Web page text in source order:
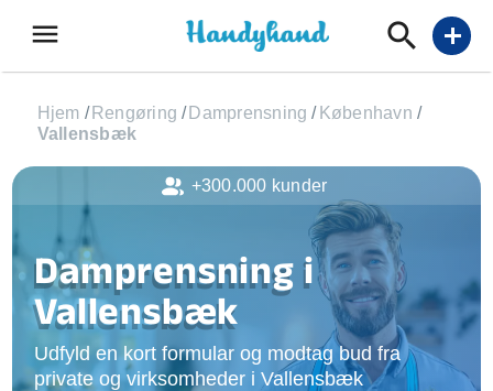
menu add
Hjem / Rengøring / Damprensning / København /
Vallensbæk
Damprensning i
Vallensbæk
Udfyld en kort formular og modtag bud fra
private og virksomheder i Vallensbæk
+300.000 kunder